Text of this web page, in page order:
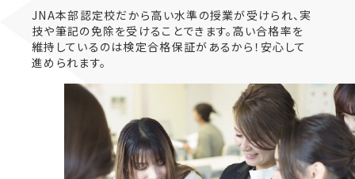
JNA本部認定校だから高い水準の授業が受けられ、実
技や筆記の免除を受けることできます。高い合格率を
維持しているのは検定合格保証があるから！安心して
進められます。